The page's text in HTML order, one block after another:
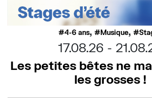
4-6 ans, Musique,
17.08.26
Les petites bêtes ne
les grosses !